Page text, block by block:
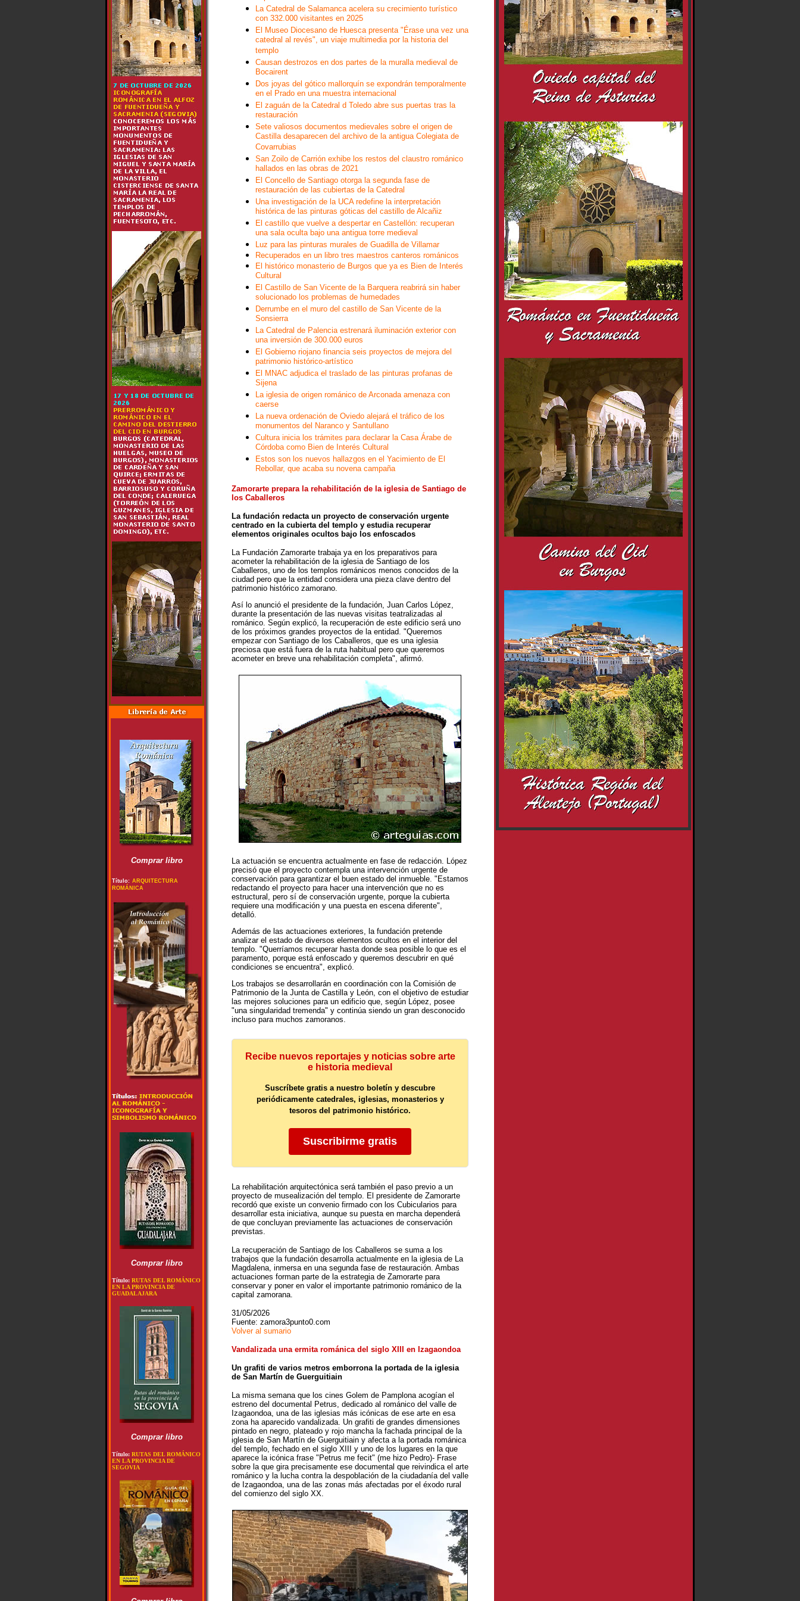
Comprar libro
Título: ARQUITECTURA
ROMÁNICA
Comprar libro
Título: RUTAS DEL ROMÁNICO
EN LA PROVINCIA DE
GUADALAJARA
Comprar libro
Título: RUTAS DEL ROMÁNICO
EN LA PROVINCIA DE
SEGOVIA
La Catedral de Salamanca acelera su crecimiento turístico
con 332.000 visitantes en 2025
El Museo Diocesano de Huesca presenta "Érase una vez una
catedral al revés", un viaje multimedia por la historia del
templo
Causan destrozos en dos partes de la muralla medieval de
Bocairent
Dos joyas del gótico mallorquín se expondrán temporalmente
en el Prado en una muestra internacional
El zaguán de la Catedral d Toledo abre sus puertas tras la
restauración
Sete valiosos documentos medievales sobre el origen de
Castilla desaparecen del archivo de la antigua Colegiata de
Covarrubias
San Zoilo de Carrión exhibe los restos del claustro románico
hallados en las obras de 2021
El Concello de Santiago otorga la segunda fase de
restauración de las cubiertas de la Catedral
Una investigación de la UCA redefine la interpretación
histórica de las pinturas góticas del castillo de Alcañiz
El castillo que vuelve a despertar en Castellón: recuperan
una sala oculta bajo una antigua torre medieval
Luz para las pinturas murales de Guadilla de Villamar
Recuperados en un libro tres maestros canteros románicos
El histórico monasterio de Burgos que ya es Bien de Interés
Cultural
El Castillo de San Vicente de la Barquera reabrirá sin haber
solucionado los problemas de humedades
Derrumbe en el muro del castillo de San Vicente de la
Sonsierra
La Catedral de Palencia estrenará iluminación exterior con
una inversión de 300.000 euros
El Gobierno riojano financia seis proyectos de mejora del
patrimonio histórico-artístico
El MNAC adjudica el traslado de las pinturas profanas de
Sijena
La iglesia de origen románico de Arconada amenaza con
caerse
La nueva ordenación de Oviedo alejará el tráfico de los
monumentos del Naranco y Santullano
Cultura inicia los trámites para declarar la Casa Árabe de
Córdoba como Bien de Interés Cultural
Estos son los nuevos hallazgos en el Yacimiento de El
Rebollar, que acaba su novena campaña
Zamorarte prepara la rehabilitación de la iglesia de Santiago de
los Caballeros
La fundación redacta un proyecto de conservación urgente
centrado en la cubierta del templo y estudia recuperar
elementos originales ocultos bajo los enfoscados
La Fundación Zamorarte trabaja ya en los preparativos para
acometer la rehabilitación de la iglesia de Santiago de los
Caballeros, uno de los templos románicos menos conocidos de la
ciudad pero que la entidad considera una pieza clave dentro del
patrimonio histórico zamorano.
Así lo anunció el presidente de la fundación, Juan Carlos López,
durante la presentación de las nuevas visitas teatralizadas al
románico. Según explicó, la recuperación de este edificio será uno
de los próximos grandes proyectos de la entidad. "Queremos
empezar con Santiago de los Caballeros, que es una iglesia
preciosa que está fuera de la ruta habitual pero que queremos
acometer en breve una rehabilitación completa", afirmó.
La actuación se encuentra actualmente en fase de redacción. López
precisó que el proyecto contempla una intervención urgente de
conservación para garantizar el buen estado del inmueble. "Estamos
redactando el proyecto para hacer una intervención que no es
estructural, pero sí de conservación urgente, porque la cubierta
requiere una modificación y una puesta en escena diferente",
detalló.
Además de las actuaciones exteriores, la fundación pretende
analizar el estado de diversos elementos ocultos en el interior del
templo. "Querríamos recuperar hasta donde sea posible lo que es el
paramento, porque está enfoscado y queremos descubrir en qué
condiciones se encuentra", explicó.
Los trabajos se desarrollarán en coordinación con la Comisión de
Patrimonio de la Junta de Castilla y León, con el objetivo de estudiar
las mejores soluciones para un edificio que, según López, posee
"una singularidad tremenda" y continúa siendo un gran desconocido
incluso para muchos zamoranos.
Recibe nuevos reportajes y noticias sobre arte
e historia medieval
Suscríbete gratis a nuestro boletín y descubre
periódicamente catedrales, iglesias, monasterios y
tesoros del patrimonio histórico.
Suscribirme gratis
La rehabilitación arquitectónica será también el paso previo a un
proyecto de musealización del templo. El presidente de Zamorarte
recordó que existe un convenio firmado con los Cubicularios para
desarrollar esta iniciativa, aunque su puesta en marcha dependerá
de que concluyan previamente las actuaciones de conservación
previstas.
La recuperación de Santiago de los Caballeros se suma a los
trabajos que la fundación desarrolla actualmente en la iglesia de La
Magdalena, inmersa en una segunda fase de restauración. Ambas
actuaciones forman parte de la estrategia de Zamorarte para
conservar y poner en valor el importante patrimonio románico de la
capital zamorana.
31/05/2026
Fuente: zamora3punto0.com
Volver al sumario
Vandalizada una ermita románica del siglo XIII en Izagaondoa
Un grafiti de varios metros emborrona la portada de la iglesia
de San Martín de Guerguitiain
La misma semana que los cines Golem de Pamplona acogían el
estreno del documental Petrus, dedicado al románico del valle de
Izagaondoa, una de las iglesias más icónicas de ese arte en esa
zona ha aparecido vandalizada. Un grafiti de grandes dimensiones
pintado en negro, plateado y rojo mancha la fachada principal de la
iglesia de San Martín de Guerguitiain y afecta a la portada románica
del templo, fechado en el siglo XIII y uno de los lugares en la que
aparece la icónica frase "Petrus me fecit" (me hizo Pedro)- Frase
sobre la que gira precisamente ese documental que reivindica el arte
románico y la lucha contra la despoblación de la ciudadanía del valle
de Izagaondoa, una de las zonas más afectadas por el éxodo rural
del comienzo del siglo XX.